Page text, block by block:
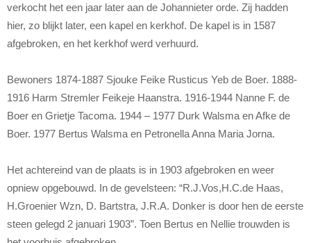
verkocht het een jaar later aan de Johannieter orde. Zij hadden
hier, zo blijkt later, een kapel en kerkhof. De kapel is in 1587
afgebroken, en het kerkhof werd verhuurd.
Bewoners 1874-1887 Sjouke Feike Rusticus Yeb de Boer. 1888-
1916 Harm Stremler Feikeje Haanstra. 1916-1944 Nanne F. de
Boer en Grietje Tacoma. 1944 – 1977 Durk Walsma en Afke de
Boer. 1977 Bertus Walsma en Petronella Anna Maria Jorna.
Het achtereind van de plaats is in 1903 afgebroken en weer
opniew opgebouwd. In de gevelsteen: “R.J.Vos,H.C.de Haas,
H.Groenier Wzn, D. Bartstra, J.R.A. Donker is door hen de eerste
steen gelegd 2 januari 1903”. Toen Bertus en Nellie trouwden is